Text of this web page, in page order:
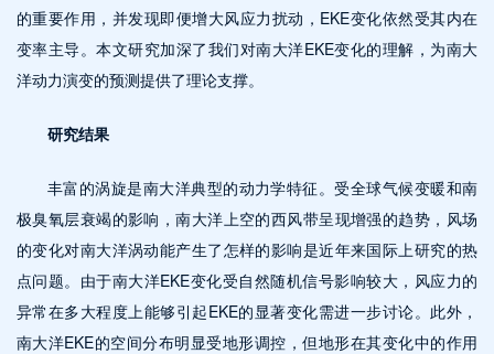
的重要作用，并发现即便增大风应力扰动，EKE变化依然受其内在
变率主导。本文研究加深了我们对南大洋EKE变化的理解，为南大
洋动力演变的预测提供了理论支撑。
研究结果
丰富的涡旋是南大洋典型的动力学特征。受全球气候变暖和南
极臭氧层衰竭的影响，南大洋上空的西风带呈现增强的趋势，风场
的变化对南大洋涡动能产生了怎样的影响是近年来国际上研究的热
点问题。由于南大洋EKE变化受自然随机信号影响较大，风应力的
异常在多大程度上能够引起EKE的显著变化需进一步讨论。此外，
南大洋EKE的空间分布明显受地形调控，但地形在其变化中的作用